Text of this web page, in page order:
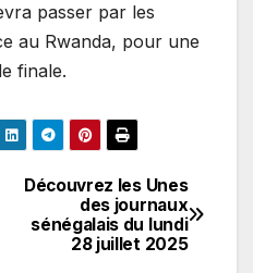
passer par les
au Rwanda, pour une
finale.
Découvrez les Unes
des journaux
sénégalais du lundi
28 juillet 2025